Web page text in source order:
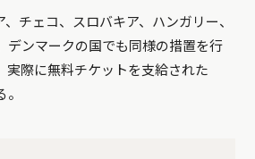
、チェコ、スロバキア、ハンガリー、
デンマークの国でも同様の措置を行
実際に無料チケットを支給された